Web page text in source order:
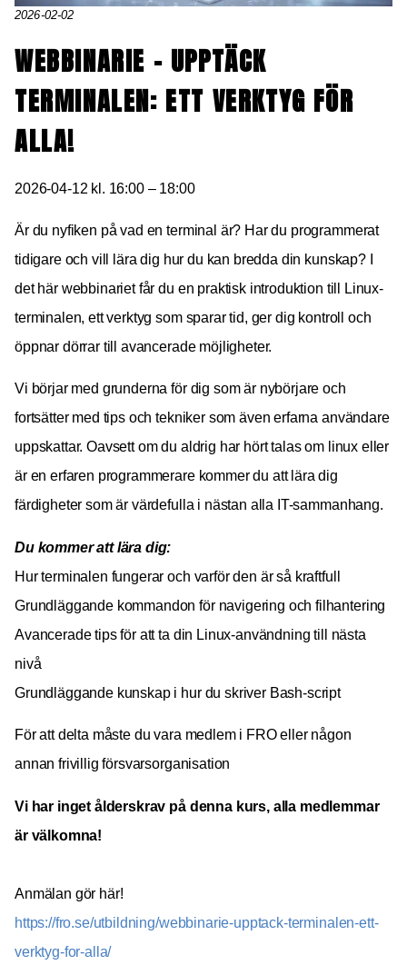
2026-02-02
WEBBINARIE – UPPTÄCK
TERMINALEN: ETT VERKTYG FÖR
ALLA!
2026-04-12 kl. 16:00 – 18:00
Är du nyfiken på vad en terminal är? Har du programmerat
tidigare och vill lära dig hur du kan bredda din kunskap? I
det här webbinariet får du en praktisk introduktion till Linux-
terminalen, ett verktyg som sparar tid, ger dig kontroll och
öppnar dörrar till avancerade möjligheter.
Vi börjar med grunderna för dig som är nybörjare och
fortsätter med tips och tekniker som även erfarna användare
uppskattar. Oavsett om du aldrig har hört talas om linux eller
är en erfaren programmerare kommer du att lära dig
färdigheter som är värdefulla i nästan alla IT-sammanhang.
Du kommer att lära dig:
Hur terminalen fungerar och varför den är så kraftfull
Grundläggande kommandon för navigering och filhantering
Avancerade tips för att ta din Linux-användning till nästa
nivå
Grundläggande kunskap i hur du skriver Bash-script
För att delta måste du vara medlem i FRO eller någon
annan frivillig försvarsorganisation
Vi har inget ålderskrav på denna kurs, alla medlemmar
är välkomna!
Anmälan gör här!
https://fro.se/utbildning/webbinarie-upptack-terminalen-ett-
verktyg-for-alla/